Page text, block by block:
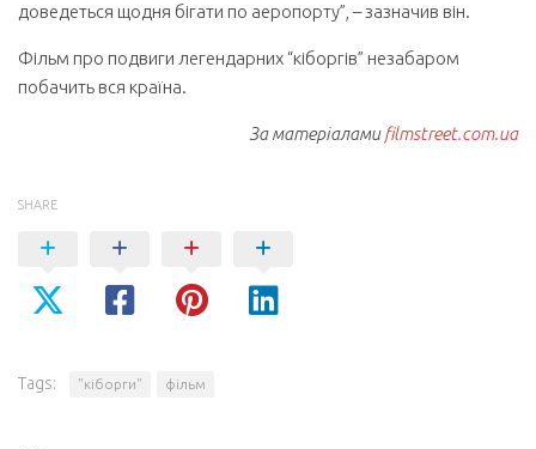
доведеться щодня бігати по аеропорту”, – зазначив він.
Фільм про подвиги легендарних “кіборгів” незабаром
побачить вся країна.
За матеріаламиfilmstreet.com.ua
SHARE
Tags: "кіборги" фільм